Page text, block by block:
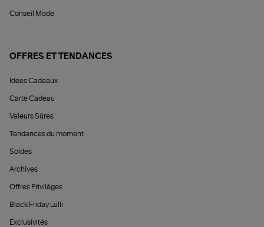
Conseil Mode
OFFRES ET TENDANCES
Idées Cadeaux
Carte Cadeau
Valeurs Sûres
Tendances du moment
Soldes
Archives
Offres Privilèges
Black Friday Lulli
Exclusivités